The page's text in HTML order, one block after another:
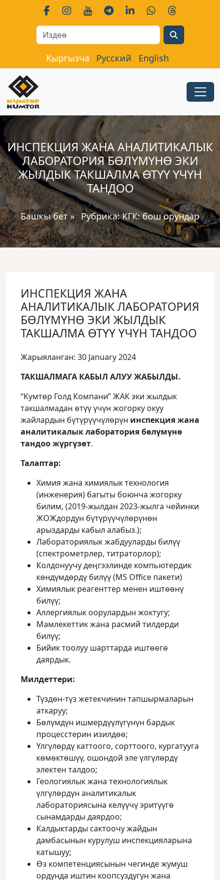
Кыргызча Русский English
ИНСПЕКЦИЯ ЖАНА АНАЛИТИКАЛЫК
ЛАБОРАТОРИЯ БӨЛҮМҮНӨ ЭКИ
ЖЫЛДЫК ТАКШАЛМА ӨТҮҮ ҮЧҮН
ТАНДОО
Башкы бет» Рубрика:КГК: бош орундар
ИНСПЕКЦИЯ ЖАНА
АНАЛИТИКАЛЫК ЛАБОРАТОРИЯ
БӨЛҮМҮНӨ ЭКИ ЖЫЛДЫК
ТАКШАЛМА ӨТҮҮ ҮЧҮН ТАНДОО
Жарыяланган: 30 January 2024
ТАКШАЛМАГА КАБЫЛ АЛУУ ЖАБЫЛДЫ.
“Кумтөр Голд Компани” ЖАК эки жылдык
такшалмадан өтүү үчүн жогорку окуу
жайлардын бүтүрүүчүлөрүн инспекция жана
аналитикалык лаборатория бөлүмүнө
тандоо жүргүзөт.
Талаптар:
Химия жана химиялык технология
(инженерия) багыты боюнча жогорку
билим, (2019-жылдан 2023-жылга чейинки
ЖОЖдордун бүтүрүүчүлөрүнөн
арыздарды кабыл алабыз.);
Лабораториялык жабдууларды билүү
(спектрометрлер, титраторлор);
Колдонуучу деңгээлинде компьютердик
көндүмдөрдү билүү (MS Office пакети)
Химиялык реагенттер менен иштөөнү
билүү;
Аллергиялык оорулардын жоктугу;
Мамлекеттик жана расмий тилдерди
билүү;
Бийик тоолуу шарттарда иштөөгө
даярдык.
Милдеттери:
Түздөн-түз жетекчинин тапшырмаларын
аткаруу;
Бөлүмдүн ишмердүүлүгүнүн бардык
процесстерин изилдөө;
Үлгүлөрдү каттоого, сорттоого, кургатууга
көмөктөшүү, ошондой эле үлгүлөрдү
электен талдоо;
Геологиялык жана технологиялык
үлгүлөрдүн аналитикалык
лабораториясына келүүчү эритүүгө
сынамдарды даярдоо;
Калдыктарды сактоочу жайдын
дамбасынын курулуш инспекцияларына
катышуу;
Өз компетенциясынын чегинде жумуш
ордунда иштин коопсуздугун жана